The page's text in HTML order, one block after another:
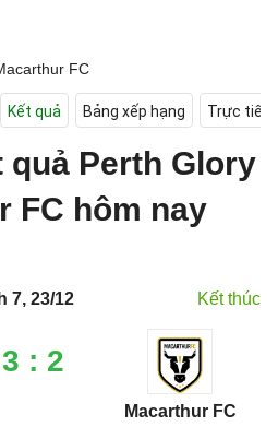
FC
Kết quả Bảng xếp hạng Trực tiếp
Perth Glory
FC hôm nay
7, 23/12 Kết thúc
3 : 2
Macarthur FC